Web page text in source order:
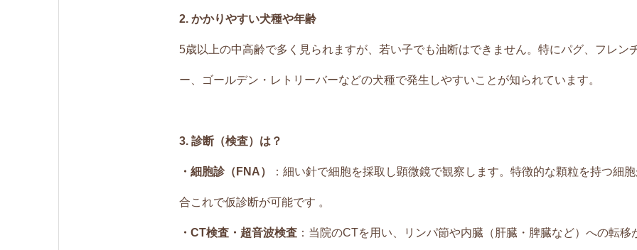
2. かかりやすい犬種や年齢
5歳以上の中高齢で多く見られますが、若い子でも油断はできません。特にパグ、フレン
ー、ゴールデン・レトリーバーなどの犬種で発生しやすいことが知られています。
3. 診断（検査）は？
・細胞診（FNA） ：細い針で細胞を採取し顕微鏡で観察します。特徴的な顆粒を持つ細
合これで仮診断が可能です 。
・CT検査・超音波検査 ：当院のCTを用い、リンパ節や内臓（肝臓・脾臓など）への転移